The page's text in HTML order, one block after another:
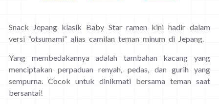
Snack Jepang klasik Baby Star ramen kini hadir dalam
versi “otsumami” alias camilan teman minum di Jepang.
Yang membedakannya adalah tambahan kacang yang
menciptakan perpaduan renyah, pedas, dan gurih yang
sempurna. Cocok untuk dinikmati bersama teman saat
bersantai!